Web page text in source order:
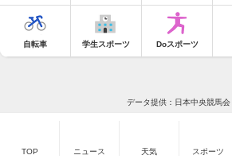
自転車 学生スポーツ Doスポーツ
データ提供：日本中央競馬会
TOP ニュース 天気 スポーツ